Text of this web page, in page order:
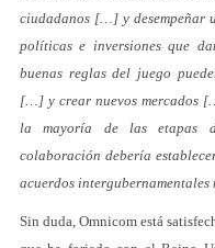
ciudadanos […] y desempeñar
políticas e inversiones que
buenas reglas del juego
[…] y crear nuevos mercados
la mayoría de las etapas
colaboración debería
acuerdos intergubernamentales
Sin duda, Omnicom está